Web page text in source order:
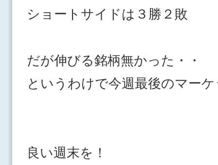
ショートサイドは３勝２敗
だが伸びる銘柄無かった・・
というわけで今週最後のマー
良い週末を！